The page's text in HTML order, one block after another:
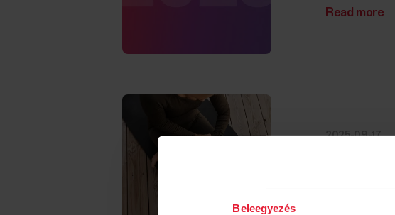
Beleegyezés
Read more
2025-09-17